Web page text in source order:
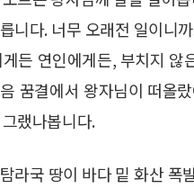
니다. 너무 오래전 일이니
든 연인에게든, 부치지
꿈결에서 왕자님이 떠올
랬나봅니다.
라국 땅이 바다 밑 화산 폭